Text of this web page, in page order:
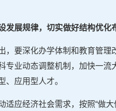
发展规律，切实做好结构优化
，要深化办学体制和教育管
专业动态调整机制，加快一
、应用型人才。
适应经济社会需求，按照“做